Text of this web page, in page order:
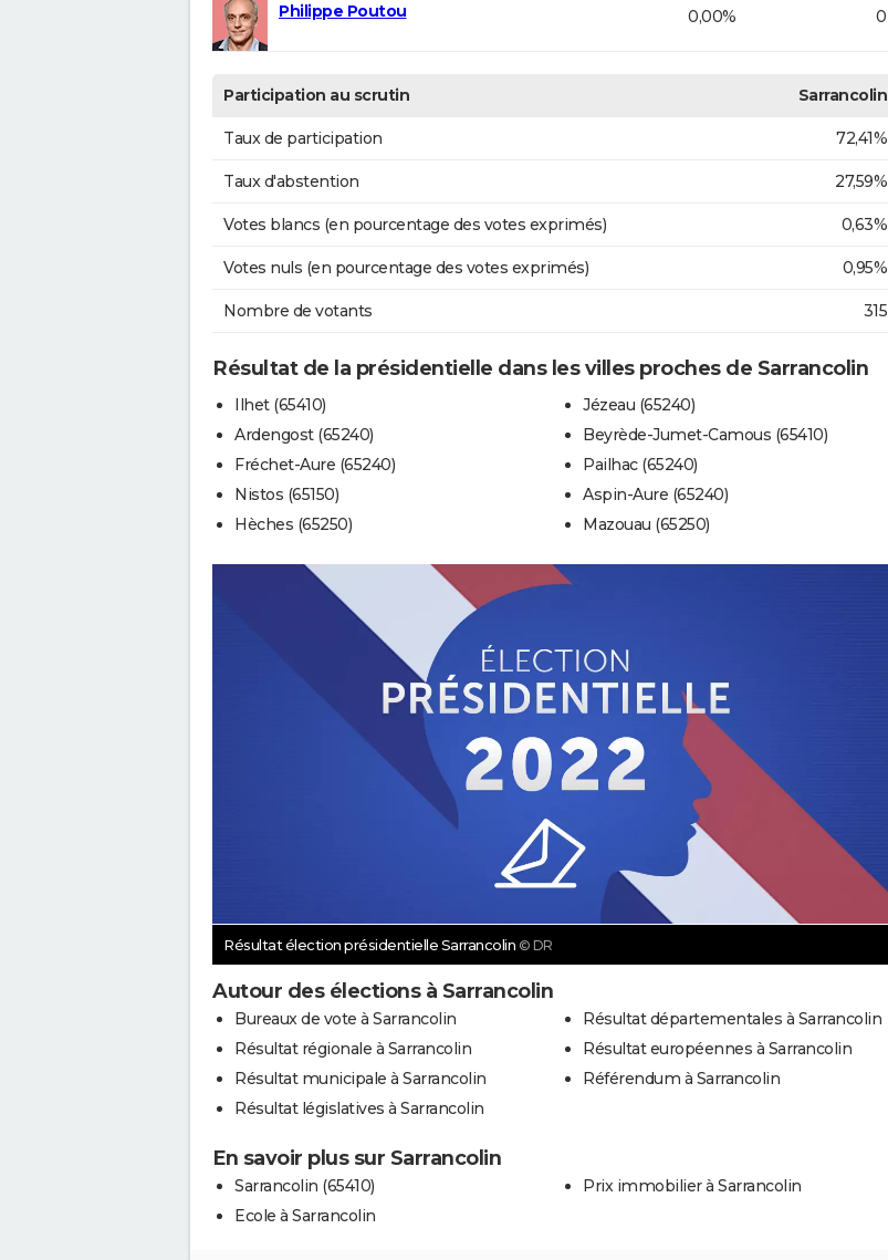
Philippe Poutou 0,00% 0
Participation au scrutin Sarrancolin
Taux de participation 72,41%
Taux d'abstention 27,59%
Votes blancs (en pourcentage des votes exprimés) 0,63%
Votes nuls (en pourcentage des votes exprimés) 0,95%
Nombre de votants 315
Résultat de la présidentielle dans les villes proches de Sarrancolin
Ilhet (65410)
Ardengost (65240)
Fréchet-Aure (65240)
Nistos (65150)
Hèches (65250)
Jézeau (65240)
Beyrède-Jumet-Camous (65410)
Pailhac (65240)
Aspin-Aure (65240)
Mazouau (65250)
Résultat élection présidentielle Sarrancolin © DR
Autour des élections à Sarrancolin
Bureaux de vote à Sarrancolin
Résultat régionale à Sarrancolin
Résultat municipale à Sarrancolin
Résultat législatives à Sarrancolin
Résultat départementales à Sarrancolin
Résultat européennes à Sarrancolin
Référendum à Sarrancolin
En savoir plus sur Sarrancolin
Sarrancolin (65410)
Ecole à Sarrancolin
Prix immobilier à Sarrancolin